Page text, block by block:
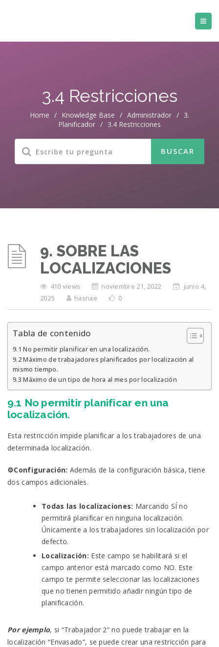
3.4 Restricciones
Home / Knowledge Base / Administrador / 3.
Planificador / 3.4 Restricciones
9. SOBRE LAS
LOCALIZACIONES
410 views noviembre 21, 2022
junio 4,
2025
hasnae 0
Tabla de contenido
9.1 No permitir planificar en una localización.
9.2 Máximo de trabajadores planificados por localización al
mismo tiempo.
9.3 Máximo de un tipo de hora al mes por localización
9.1 No permitir planificar en una
localización.
Esta restricción impide planificar a los trabajadores de una
determinada localización.
⚙️Configuración: Además de la configuración básica, tiene
dos campos adicionales.
Todas las localizaciones: Marcando SÍ no
permitirá planificar en ninguna localización.
Únicamente a los trabajadores sin localización por
defecto.
Localización: Este campo se habilitará si el
campo anterior está marcado como NO. Este
campo te permite seleccionar las localizaciones
que no tienen permitido añadir ningún tipo de
planificación.
Por ejemplo, si “Trabajador 2” no puede trabajar en la
localización “Envasado”, se puede crear una restricción para